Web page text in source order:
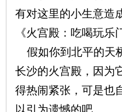
有对这里的小生意造
《火宫殿：吃喝玩
假如你到北平的天
长沙的火宫殿，因为
得热闹紧张，可是也
以引为遗憾的吧。